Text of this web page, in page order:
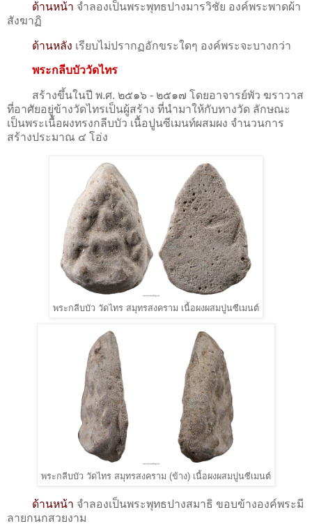
ด้านหน้า จำลองเป็นพระพุทธปางมารวิชัย องค์พระพาดผ้า
สังฆาฏิ
ด้านหลัง เรียบไม่ปรากฏอักขระใดๆ องค์พระจะบางกว่า
พระกลีบบัววัดไทร
สร้างขึ้นในปี พ.ศ. ๒๕๑๖ - ๒๕๑๗ โดยอาจารย์พัว ฆราวาส
ที่อาศัยอยู่ข้างวัดไทรเป็นผู้สร้าง ที่นำมาให้กับทางวัด ลักษณะ
เป็นพระเนื้อผงทรงกลีบบัว เนื้อปูนซีเมนท์ผสมผง จำนวนการ
สร้างประมาณ ๔ โอ่ง
พระกลีบบัว วัดไทร สมุทรสงคราม เนื้อผงผสมปูนซีเมนต์
พระกลีบบัว วัดไทร สมุทรสงคราม (ข้าง) เนื้อผงผสมปูนซีเมนต์
ด้านหน้า จำลองเป็นพระพุทธปางสมาธิ ขอบข้างองค์พระมี
ลายกนกสวยงาม